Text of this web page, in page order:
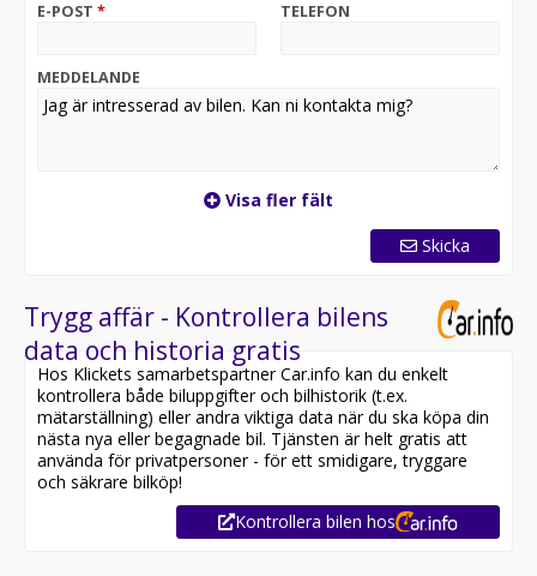
E-POST * TELEFON
MEDDELANDE
Visa fler fält
Skicka
Trygg affär - Kontrollera bilens
data och historia gratis
Hos Klickets samarbetspartner Car.info kan du enkelt
kontrollera både biluppgifter och bilhistorik (t.ex.
mätarställning) eller andra viktiga data när du ska köpa din
nästa nya eller begagnade bil. Tjänsten är helt gratis att
använda för privatpersoner - för ett smidigare, tryggare
och säkrare bilköp!
Kontrollera bilen hos